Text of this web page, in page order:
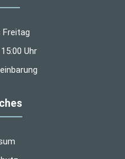
Freitag
Uhr